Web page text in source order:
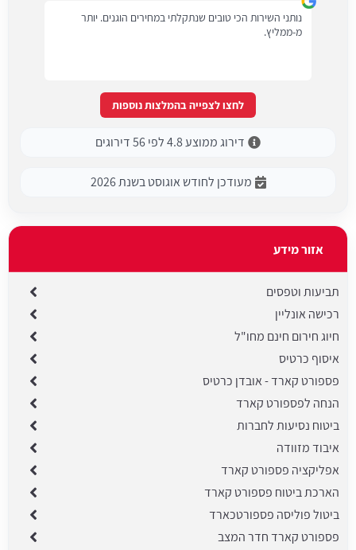
נותני השירות הכי טובים שנתקלתי במחירים הוגנים. יותר
מ-ממליץ.
לחצו לצפייה בהמלצות נוספות
דירוג ממוצע 4.8 לפי 56 דירוגים
מעודכן לחודש אוגוסט בשנת 2026
אזור מידע
תביעות וטפסים
רכישה אונליין
חיוג חירום חינם מחו"ל
איסוף כרטיס
פספורט קארד - אובדן כרטיס
הנחה לפספורט קארד
ביטוח נסיעות לחברות
איבוד מזוודה
אפליקציה פספורט קארד
הארכת ביטוח פספורט קארד
ביטול פוליסה פספורטכארד
פספורט קארד חדר המצב